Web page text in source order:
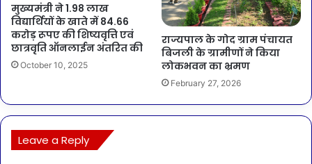
मुख्यमंत्री ने 1.98 लाख
विद्यार्थियों के खाते में 84.66
करोड़ रूपए की शिष्यवृत्ति एवं
छात्रवृति ऑनलाईन अंतरित की
October 10, 2025
राज्यपाल के गोद ग्राम पंचायत
बिजली के ग्रामीणों ने किया
लोकभवन का भ्रमण
February 27, 2026
Leave a Reply